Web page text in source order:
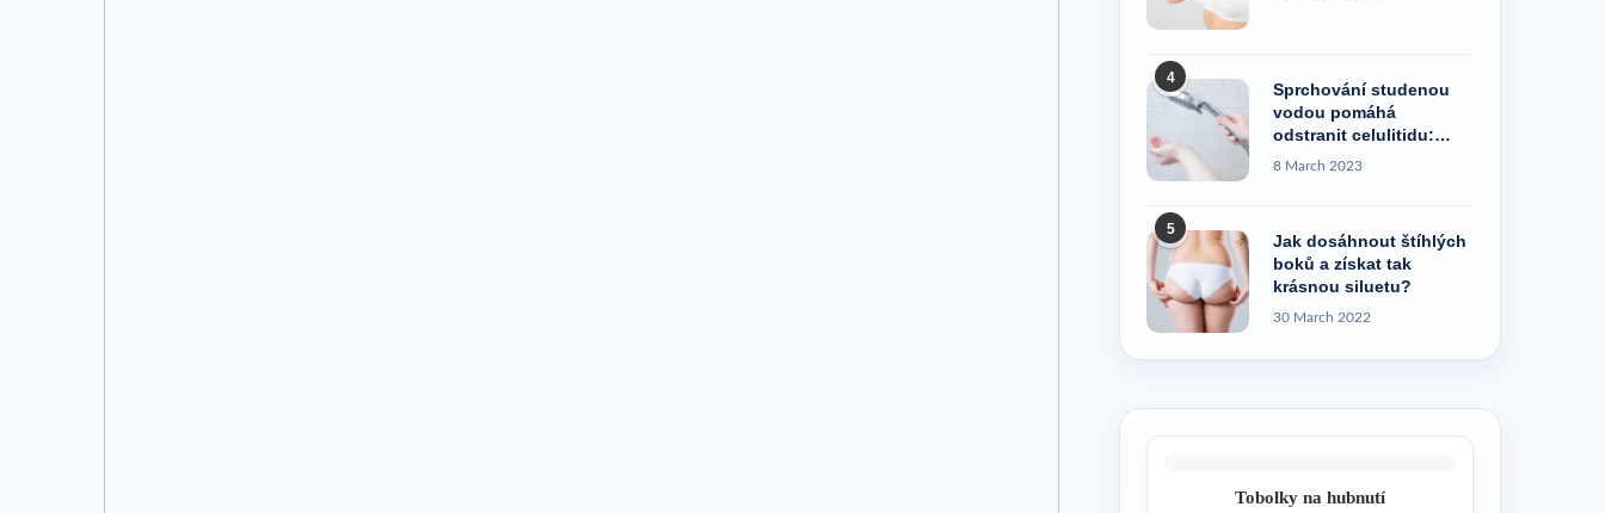
4
Sprchování studenou
vodou pomáhá
odstranit celulitidu:
pravda, nebo pověra?
8 March 2023
5
Jak dosáhnout štíhlých
boků a získat tak
krásnou siluetu?
30 March 2022
Tobolky na hubnutí